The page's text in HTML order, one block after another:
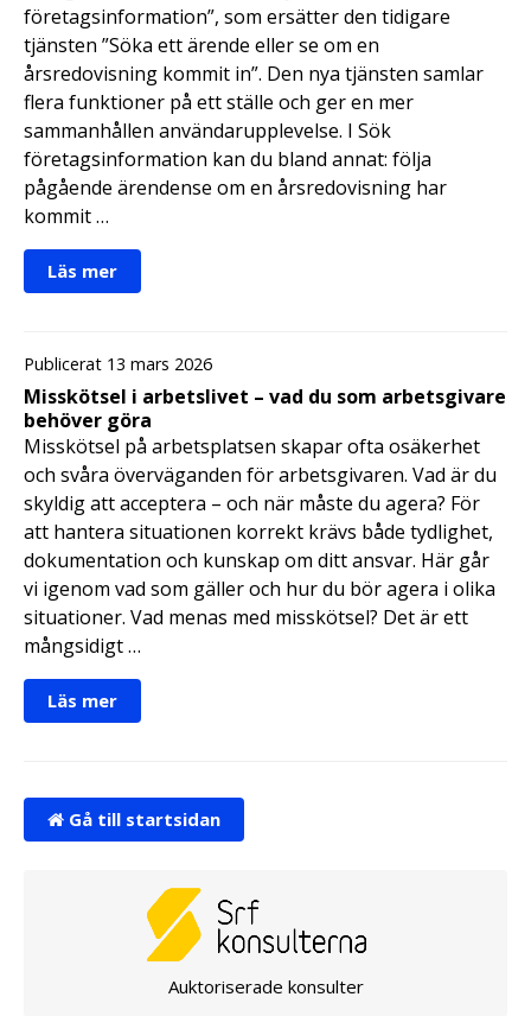
företagsinformation”, som ersätter den tidigare
tjänsten ”Söka ett ärende eller se om en
årsredovisning kommit in”. Den nya tjänsten samlar
flera funktioner på ett ställe och ger en mer
sammanhållen användarupplevelse. I Sök
företagsinformation kan du bland annat: följa
pågående ärendense om en årsredovisning har
kommit …
Läs mer
Publicerat 13 mars 2026
Misskötsel i arbetslivet – vad du som arbetsgivare
behöver göra
Misskötsel på arbetsplatsen skapar ofta osäkerhet
och svåra överväganden för arbetsgivaren. Vad är du
skyldig att acceptera – och när måste du agera? För
att hantera situationen korrekt krävs både tydlighet,
dokumentation och kunskap om ditt ansvar. Här går
vi igenom vad som gäller och hur du bör agera i olika
situationer. Vad menas med misskötsel? Det är ett
mångsidigt …
Läs mer
Gå till startsidan
Auktoriserade konsulter